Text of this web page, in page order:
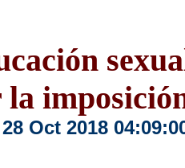
la
Oct 2018